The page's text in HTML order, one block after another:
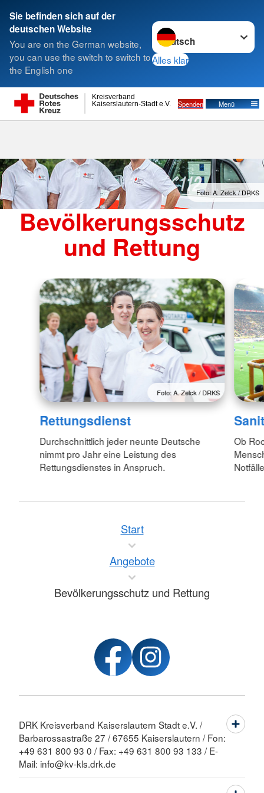
Sie befinden sich auf der
deutschen Website
You are on the German website,
you can use the switch to switch to
the English one
Sprache wechseln zu
Alles klar
Kaiserslautern-Stadt e.V.
Kreisverband
Spenden Menü
Suche
Foto: A. Zelck / DRKS
Bevölkerungsschutz
und Rettung
Foto: A. Zelck / DRKS
Rettungsdienst
Durchschnittlich jeder neunte Deutsche
nimmt pro Jahr eine Leistung des
Rettungsdienstes in Anspruch.
Ob
Start
Angebote
Bevölkerungsschutz und Rettung
DRK Kreisverband Kaiserslautern Stadt e.V. /
Barbarossastraße 27 / 67655 Kaiserslautern / Fon:
+49 631 800 93 0 / Fax: +49 631 800 93 133 / E-
Mail: info@kv-kls.drk.de